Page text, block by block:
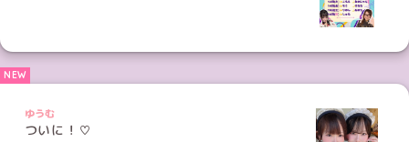
ゆうむ
ついに！♡